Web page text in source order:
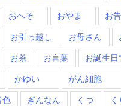
おへそ おやま お
お引っ越し お母さん
お茶 お言葉 お誕生日
かゆい がん細胞
色 ぎんなん くつ